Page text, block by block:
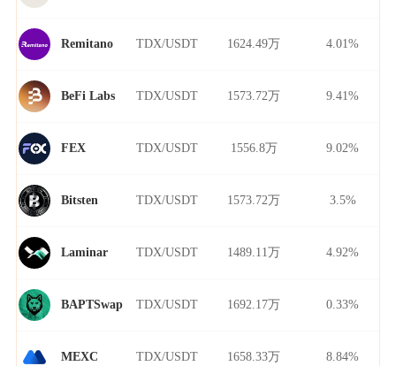
Remitano TDX/USDT 1624.49万 4.01%
BeFi Labs TDX/USDT 1573.72万 9.41%
FEX TDX/USDT 1556.8万 9.02%
Bitsten TDX/USDT 1573.72万 3.5%
Laminar TDX/USDT 1489.11万 4.92%
BAPTSwap TDX/USDT 1692.17万 0.33%
MEXC TDX/USDT 1658.33万 8.84%